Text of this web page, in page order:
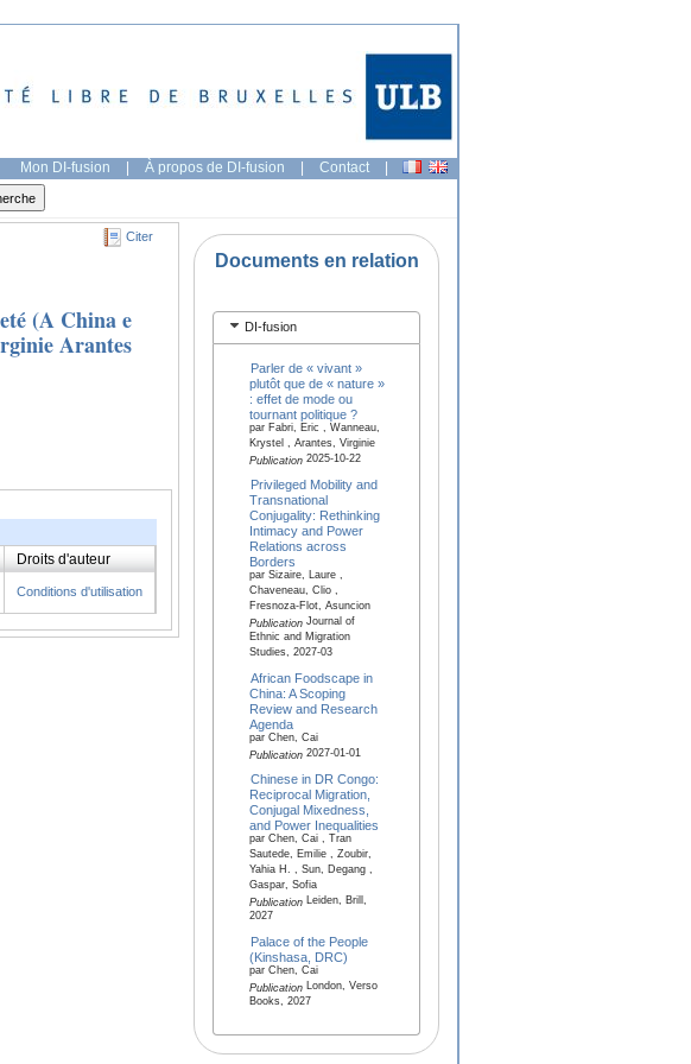
Mon DI-fusion | À propos de DI-fusion | Contact |
Citer
(A China e
Arantes
Droits d'auteur
Conditions d'utilisation
Documents en relation
DI-fusion
Parler de « vivant »
plutôt que de « nature »
: effet de mode ou
tournant politique ?
par Fabri, Eric , Wanneau,
Krystel , Arantes, Virginie
Publication2025-10-22
Privileged Mobility and
Transnational
Conjugality: Rethinking
Intimacy and Power
Relations across
Borders
par Sizaire, Laure ,
Chaveneau, Clio ,
Fresnoza-Flot, Asuncion
PublicationJournal of
Ethnic and Migration
Studies, 2027-03
African Foodscape in
China: A Scoping
Review and Research
Agenda
par Chen, Cai
Publication2027-01-01
Chinese in DR Congo:
Reciprocal Migration,
Conjugal Mixedness,
and Power Inequalities
par Chen, Cai , Tran
Sautede, Emilie , Zoubir,
Yahia H. , Sun, Degang ,
Gaspar, Sofia
PublicationLeiden, Brill,
2027
Palace of the People
(Kinshasa, DRC)
par Chen, Cai
PublicationLondon, Verso
Books, 2027